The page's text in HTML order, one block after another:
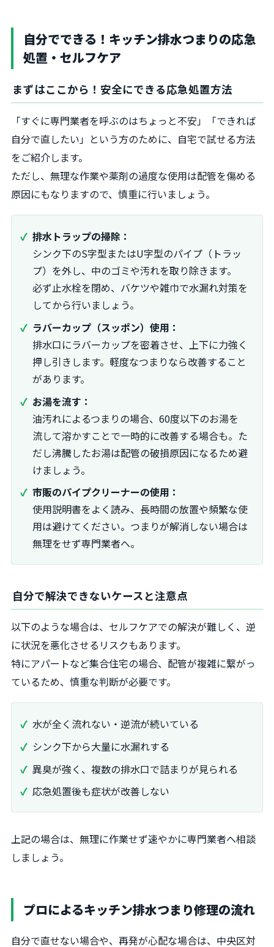
自分でできる！キッチン排水つまりの応急
処置・セルフケア
まずはここから！安全にできる応急処置方法
「すぐに専門業者を呼ぶのはちょっと不安」「できれば
自分で直したい」という方のために、自宅で試せる方法
をご紹介します。
ただし、無理な作業や薬剤の過度な使用は配管を傷める
原因にもなりますので、慎重に行いましょう。
排水トラップの掃除：
シンク下のS字型またはU字型のパイプ（トラッ
プ）を外し、中のゴミや汚れを取り除きます。
必ず止水栓を閉め、バケツや雑巾で水漏れ対策を
してから行いましょう。
ラバーカップ（スッポン）使用：
排水口にラバーカップを密着させ、上下に力強く
押し引きします。軽度なつまりなら改善すること
があります。
お湯を流す：
油汚れによるつまりの場合、60度以下のお湯を
流して溶かすことで一時的に改善する場合も。た
だし沸騰したお湯は配管の破損原因になるため避
けましょう。
市販のパイプクリーナーの使用：
使用説明書をよく読み、長時間の放置や頻繁な使
用は避けてください。つまりが解消しない場合は
無理をせず専門業者へ。
自分で解決できないケースと注意点
以下のような場合は、セルフケアでの解決が難しく、逆
に状況を悪化させるリスクもあります。
特にアパートなど集合住宅の場合、配管が複雑に繋がっ
ているため、慎重な判断が必要です。
水が全く流れない・逆流が続いている
シンク下から大量に水漏れする
異臭が強く、複数の排水口で詰まりが見られる
応急処置後も症状が改善しない
上記の場合は、無理に作業せず速やかに専門業者へ相談
しましょう。
プロによるキッチン排水つまり修理の流れ
自分で直せない場合や、再発が心配な場合は、中央区対